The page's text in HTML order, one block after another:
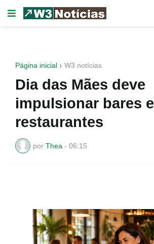
Página inicial W3 notícias
Dia das Mães deve
impulsionar bares e
restaurantes
por Thea - 06:15